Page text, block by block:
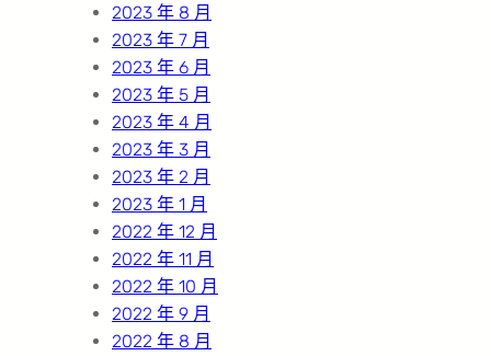
2023 年 8 月
2023 年 7 月
2023 年 6 月
2023 年 5 月
2023 年 4 月
2023 年 3 月
2023 年 2 月
2023 年 1 月
2022 年 12 月
2022 年 11 月
2022 年 10 月
2022 年 9 月
2022 年 8 月